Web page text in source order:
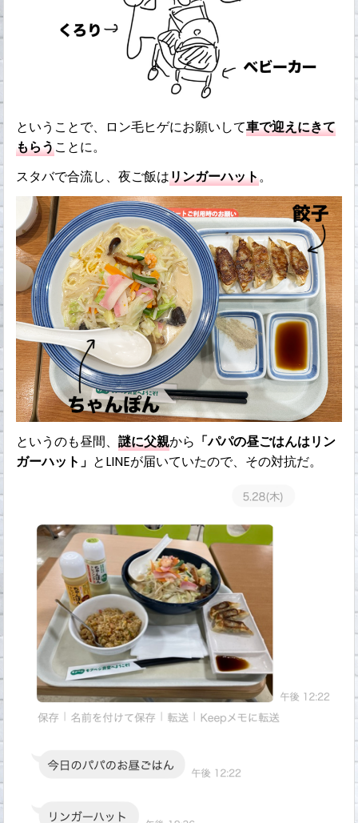
ということで、ロン毛ヒゲにお願いして車で迎えにきて
もらうことに。
スタバで合流し、夜ご飯はリンガーハット。
というのも昼間、謎に父親から 「パパの昼ごはんはリン
ガーハット」 とLINEが届いていたので、その対抗だ。